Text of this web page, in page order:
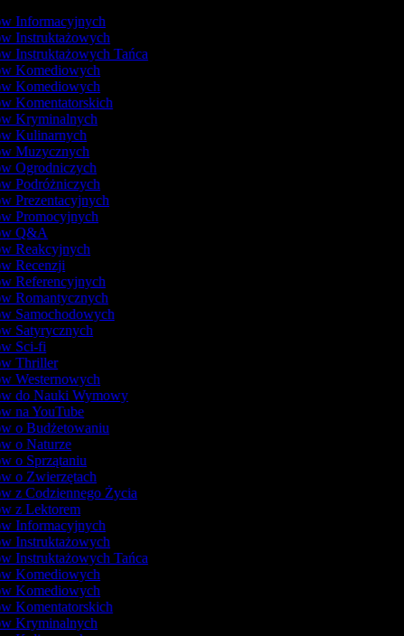
Informacyjnych
Instruktażowych
Instruktażowych Tańca
Komediowych
Komediowych
Komentatorskich
Kryminalnych
Kulinarnych
Muzycznych
Ogrodniczych
Podróżniczych
Prezentacyjnych
Promocyjnych
Q&A
Reakcyjnych
Recenzji
Referencyjnych
Romantycznych
Samochodowych
Satyrycznych
Sci-fi
Thriller
Westernowych
do Nauki Wymowy
na YouTube
o Budżetowaniu
o Naturze
o Sprzątaniu
o Zwierzętach
z Codziennego Życia
z Lektorem
Informacyjnych
Instruktażowych
Instruktażowych Tańca
Komediowych
Komediowych
Komentatorskich
Kryminalnych